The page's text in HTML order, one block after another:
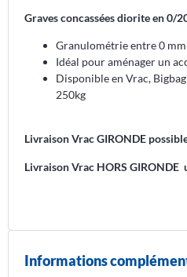
Graves concassées diorite en 0/
Granulométrie entre 0
Idéal pour aménager un
Disponible en Vrac,
250kg
Livraison Vrac GIRONDE
Livraison Vrac HORS
Informations